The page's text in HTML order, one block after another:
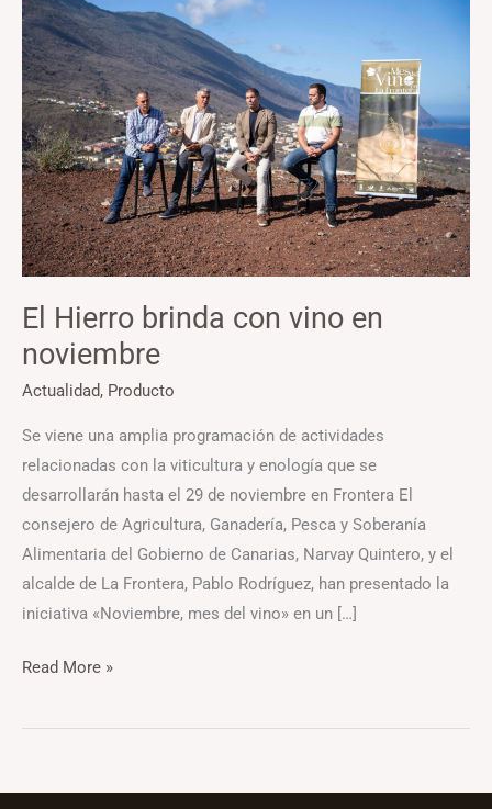
El Hierro brinda con vino en
noviembre
Actualidad, Producto
Se viene una amplia programación de actividades
relacionadas con la viticultura y enología que se
desarrollarán hasta el 29 de noviembre en Frontera El
consejero de Agricultura, Ganadería, Pesca y Soberanía
Alimentaria del Gobierno de Canarias, Narvay Quintero, y el
alcalde de La Frontera, Pablo Rodríguez, han presentado la
iniciativa «Noviembre, mes del vino» en un […]
Hierro
brinda
con
vino
en
noviembre
Read More »